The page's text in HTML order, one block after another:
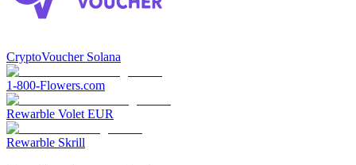
CryptoVoucher Solana
1-800-Flowers.com
Rewarble Volet EUR
Rewarble Skrill